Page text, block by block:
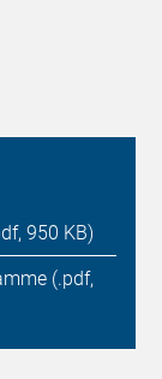
950 KB)
(.pdf,